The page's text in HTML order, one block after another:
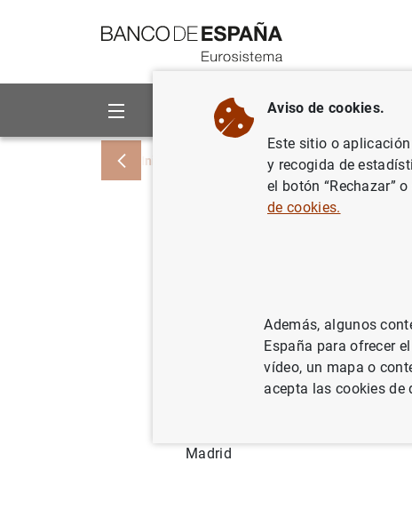
Sobre el Banco Áreas de
Inicio Noticias y eventos Eventos del
oportunidades
Evento presencial (invitación
Madrid
Aviso de cookies.
Este sitio o
y recogida de
el botón “Rechazar”
de cookies.
Además, algunos
España para ofrecer
vídeo, un mapa o
acepta las cookies de